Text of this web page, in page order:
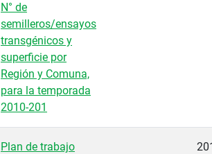
N° de
semilleros/ensayos
transgénicos y
superficie por
Región y Comuna,
para la temporada
2010-201
Plan de trabajo